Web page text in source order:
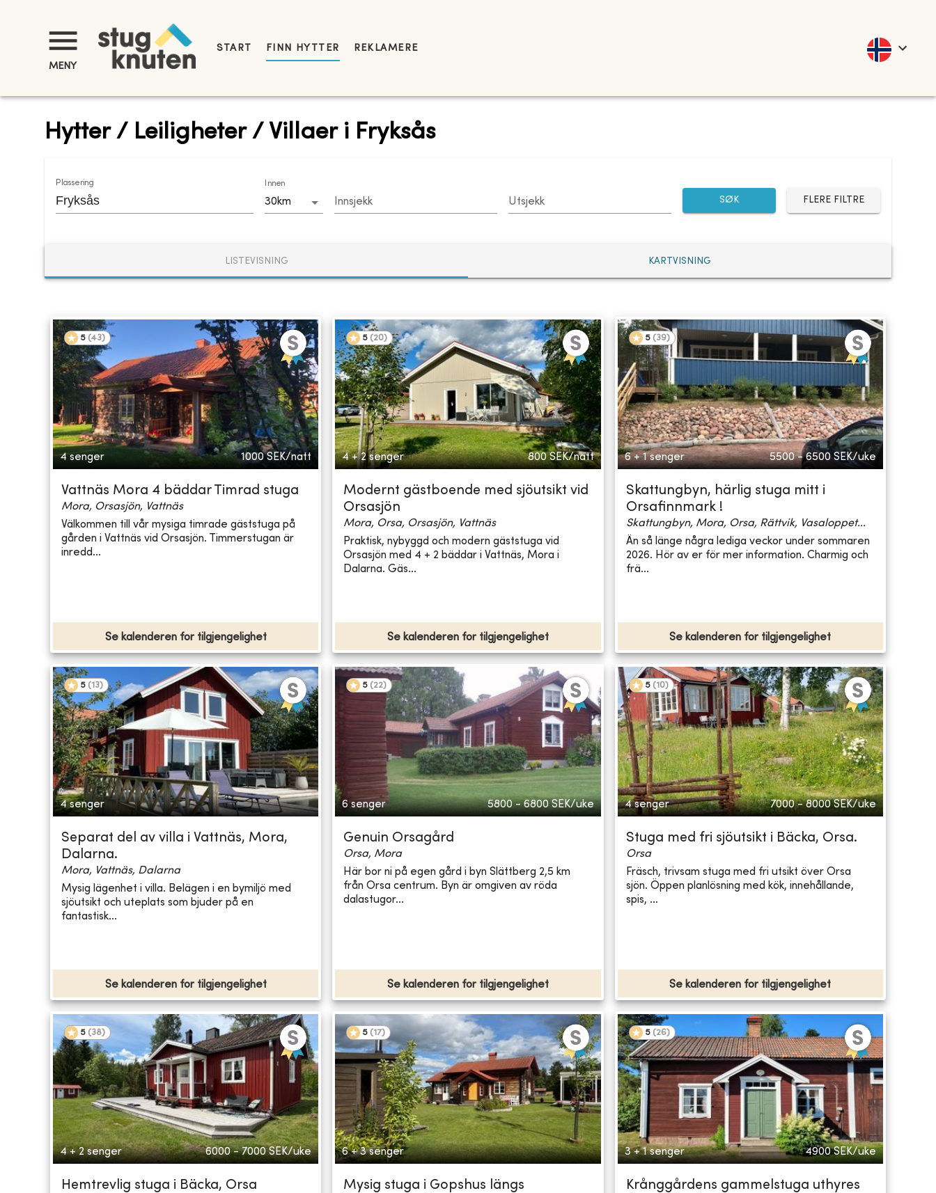
MENY
START FINN HYTTER REKLAMERE
Hytter / Leiligheter / Villaer i Fryksås
Plassering Innen
30km Innsjekk Utsjekk SØK FLERE FILTRE
LISTEVISNING KARTVISNING
5 (43)
4 senger 1000 SEK/natt
Vattnäs Mora 4 bäddar Timrad stuga
Mora, Orsasjön, Vattnäs
Välkommen till vår mysiga timrade gäststuga på
gården i Vattnäs vid Orsasjön. Timmerstugan är
inredd...
Se kalenderen for tilgjengelighet
5 (20)
4 + 2 senger 800 SEK/natt
Modernt gästboende med sjöutsikt vid
Orsasjön
Mora, Orsa, Orsasjön, Vattnäs
Praktisk, nybyggd och modern gäststuga vid
Orsasjön med 4 + 2 bäddar i Vattnäs, Mora i
Dalarna. Gäs...
Se kalenderen for tilgjengelighet
5 (39)
6 + 1 senger 5500 - 6500 SEK/uke
Skattungbyn, härlig stuga mitt i
Orsafinnmark !
Skattungbyn, Mora, Orsa, Rättvik, Vasaloppet...
Än så länge några lediga veckor under sommaren
2026. Hör av er för mer information. Charmig och
frä...
Se kalenderen for tilgjengelighet
5 (13)
4 senger
Separat del av villa i Vattnäs, Mora,
Dalarna.
Mora, Vattnäs, Dalarna
Mysig lägenhet i villa. Belägen i en bymiljö med
sjöutsikt och uteplats som bjuder på en
fantastisk...
Se kalenderen for tilgjengelighet
5 (22)
6 senger 5800 - 6800 SEK/uke
Genuin Orsagård
Orsa, Mora
Här bor ni på egen gård i byn Slättberg 2,5 km
från Orsa centrum. Byn är omgiven av röda
dalastugor...
Se kalenderen for tilgjengelighet
5 (10)
4 senger 7000 - 8000 SEK/uke
Stuga med fri sjöutsikt i Bäcka, Orsa.
Orsa
Fräsch, trivsam stuga med fri utsikt över Orsa
sjön. Öppen planlösning med kök, innehållande,
spis, ...
Se kalenderen for tilgjengelighet
5 (38)
4 + 2 senger 6000 - 7000 SEK/uke
Hemtrevlig stuga i Bäcka, Orsa
5 (17)
6 + 3 senger
Mysig stuga i Gopshus längs
5 (26)
3 + 1 senger 4900 SEK/uke
Krånggårdens gammelstuga uthyres